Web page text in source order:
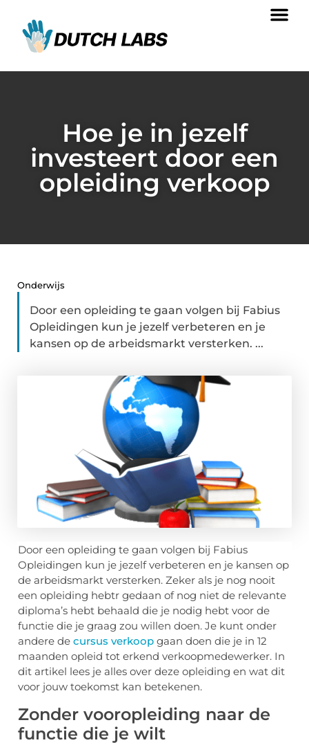
Hoe je in jezelf
investeert door een
opleiding verkoop
Onderwijs
Door een opleiding te gaan volgen bij Fabius
Opleidingen kun je jezelf verbeteren en je
kansen op de arbeidsmarkt versterken. ...
Door een opleiding te gaan volgen bij Fabius
Opleidingen kun je jezelf verbeteren en je kansen op
de arbeidsmarkt versterken. Zeker als je nog nooit
een opleiding hebtr gedaan of nog niet de relevante
diploma’s hebt behaald die je nodig hebt voor de
functie die je graag zou willen doen. Je kunt onder
andere de cursus verkoop gaan doen die je in 12
maanden opleid tot erkend verkoopmedewerker. In
dit artikel lees je alles over deze opleiding en wat dit
voor jouw toekomst kan betekenen.
Zonder vooropleiding naar de
functie die je wilt